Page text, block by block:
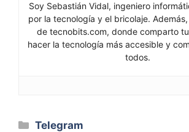
Soy Sebastián Vidal, ingeniero
por la tecnología y el bricolaje.
de tecnobits.com, donde comparto
hacer la tecnología más accesible y
todos.
Categorías
Telegram